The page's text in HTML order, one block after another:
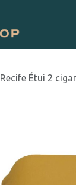
Recife Étui 2